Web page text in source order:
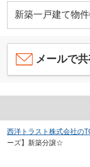
新築一戸建て物
メールで
西洋トラスト株式会社の
ーズ】新築分譲☆